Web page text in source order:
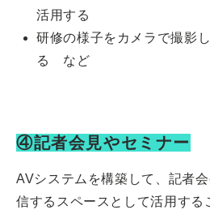
活用する
研修の様子をカメラで撮影
る など
④記者会見やセミナー
AVシステムを構築して、記者
信するスペースとして活用する